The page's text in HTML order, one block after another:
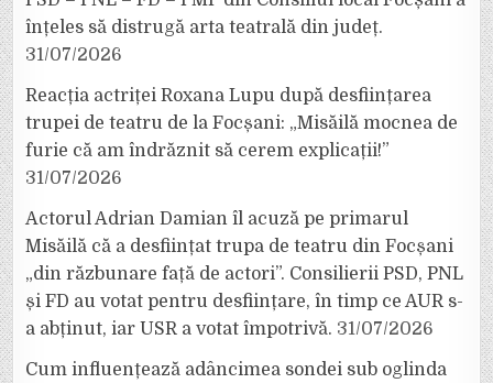
înțeles să distrugă arta teatrală din județ.
31/07/2026
Reacția actriței Roxana Lupu după desființarea
trupei de teatru de la Focșani: „Misăilă mocnea de
furie că am îndrăznit să cerem explicații!”
31/07/2026
Actorul Adrian Damian îl acuză pe primarul
Misăilă că a desființat trupa de teatru din Focșani
„din răzbunare față de actori”. Consilierii PSD, PNL
și FD au votat pentru desființare, în timp ce AUR s-
a abținut, iar USR a votat împotrivă. 31/07/2026
Cum influențează adâncimea sondei sub oglinda